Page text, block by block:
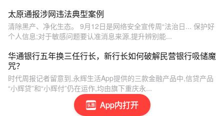
App内打开
太原通报涉网违法典型案例
清除黑产、净化生态。 9月12日是网络安全宣传周“法治日... 保护好
个人信息;对于敏感问题要认准消息来源,提升辨别能...
华通银行五年换三任行长，新行长如何破解民营银行吸储魔
咒？
时代周报记者留意到,永辉生活App提供的三款金融产品中,信贷产品
“小辉贷”和“小辉付”仍在运作,均由旗下重庆永...